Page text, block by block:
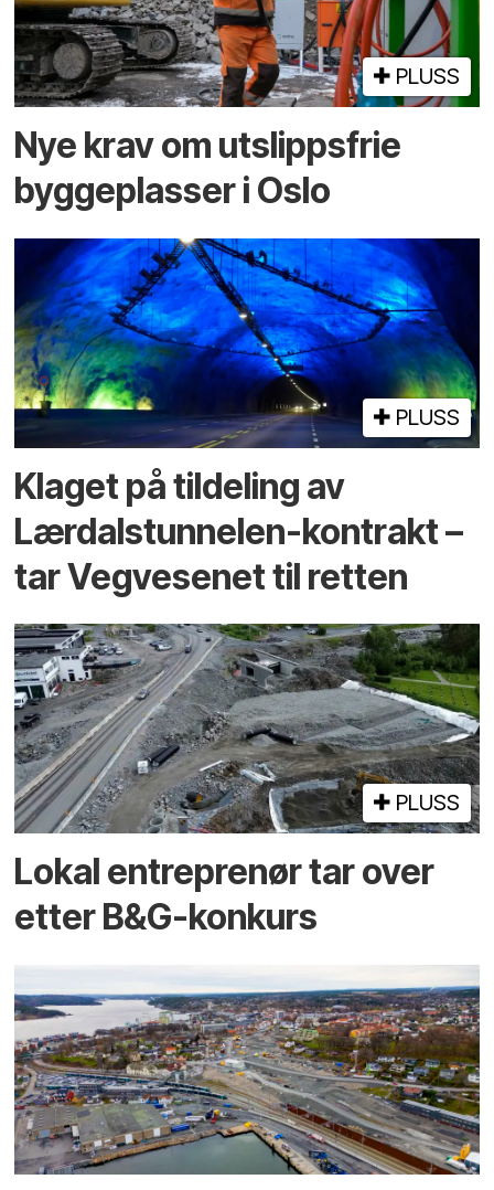
PLUSS
Nye krav om utslippsfrie
byggeplasser i Oslo
PLUSS
Klaget på tildeling av
Lærdalstunnelen-kontrakt –
tar Vegvesenet til retten
PLUSS
Lokal entreprenør tar over
etter B&G-konkurs